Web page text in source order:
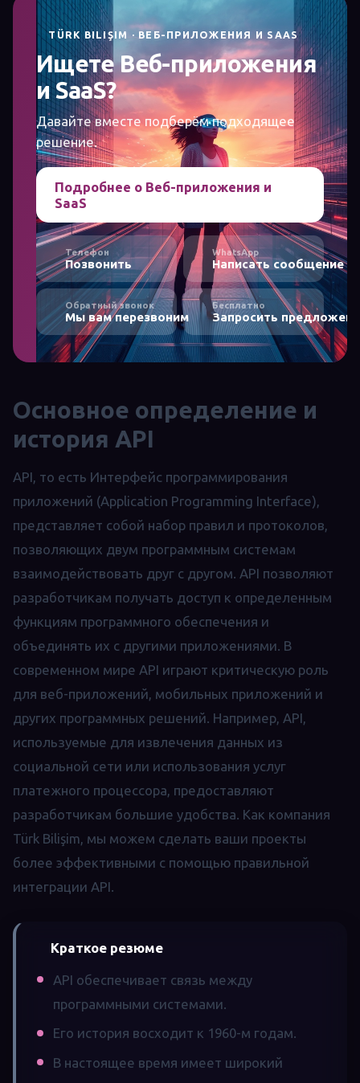
TÜRK BILIŞIM · ВЕБ-ПРИЛОЖЕНИЯ И SAAS
Ищете Веб-приложения
и SaaS?
Давайте вместе подберём подходящее
решение.
Подробнее о Веб-приложения и
SaaS
Телефон
Позвонить
WhatsApp
Написать сообщение
Обратный звонок
Мы вам перезвоним
Бесплатно
Запросить
Основное определение и
история API
API, то есть Интерфейс программирования
приложений (Application Programming Interface),
представляет собой набор правил и протоколов,
позволяющих двум программным системам
взаимодействовать друг с другом. API позволяют
разработчикам получать доступ к определенным
функциям программного обеспечения и
объединять их с другими приложениями. В
современном мире API играют критическую роль
для веб-приложений, мобильных приложений и
других программных решений. Например, API,
используемые для извлечения данных из
социальной сети или использования услуг
платежного процессора, предоставляют
разработчикам большие удобства. Как компания
Türk Bilişim, мы можем сделать ваши проекты
более эффективными с помощью правильной
интеграции API.
Краткое резюме
API обеспечивает связь между
программными системами.
Его история восходит к 1960-м годам.
В настоящее время имеет широкий